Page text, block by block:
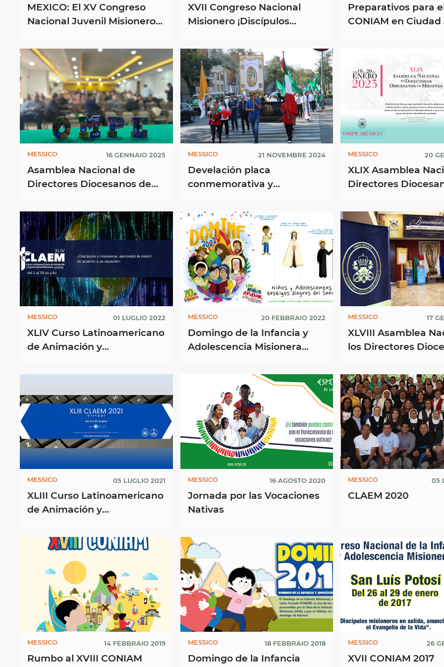
MEXICO: El XV Congreso
Nacional Juvenil Misionero
XVII Congreso Nacional
Misionero ¡Discípulos
esperanza artesanos de
paz!
Preparativos para
CONIAM en Ciudad
MESSICO 16 GENNAIO 2025
Asamblea Nacional de
Directores Diocesanos de
MESSICO 21 NOVEMBRE 2024
Develación placa
conmemorativa y
Años
MESSICO 20
XLIX Asamblea
Directores
Pontificias
MESSICO 01 LUGLIO 2022
XLIV Curso Latinoamericano
de Animación y
(CLAEM) online
MESSICO 20 FEBBRAIO 2022
Domingo de la Infancia y
Adolescencia Misionera
MESSICO 17
XLVIII Asamblea
los Directores
MESSICO 05 LUGLIO 2021
XLIII Curso Latinoamericano
de Animación y
(CLAEM) - México, del 5 al 30
de ...
MESSICO 16 AGOSTO 2020
Jornada por las Vocaciones
Nativas
MESSICO 05
CLAEM 2020
MESSICO 14 FEBBRAIO 2019
Rumbo al XVIII CONIAM
MESSICO 18 FEBBRAIO 2018
Domingo de la Infancia
MESSICO 26
XVII CONIAM 2017